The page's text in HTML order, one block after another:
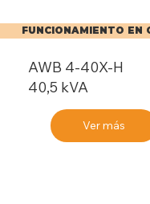
FUNCIONAMIENTO EN
AWB 4-40X-H
40,5 kVA
Ver más